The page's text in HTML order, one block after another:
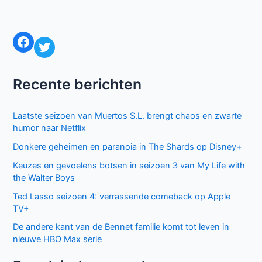
mail*
Site
Mijn naam, e-mail en site bewaren in deze
browser voor de volgende keer wanneer ik een reactie
plaats.